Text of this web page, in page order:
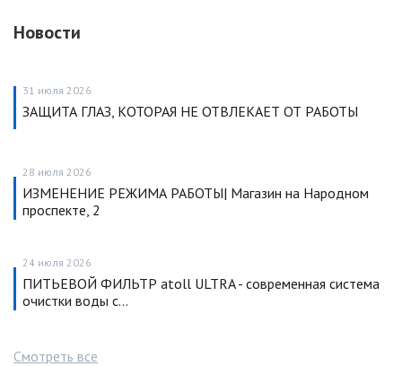
Новости
31 июля 2026
ЗАЩИТА ГЛАЗ, КОТОРАЯ НЕ ОТВЛЕКАЕТ ОТ РАБОТЫ
28 июля 2026
ИЗМЕНЕНИЕ РЕЖИМА РАБОТЫ| Магазин на Народном
проспекте, 2
24 июля 2026
ПИТЬЕВОЙ ФИЛЬТР atoll ULTRA - современная система
очистки воды с…
Смотреть все